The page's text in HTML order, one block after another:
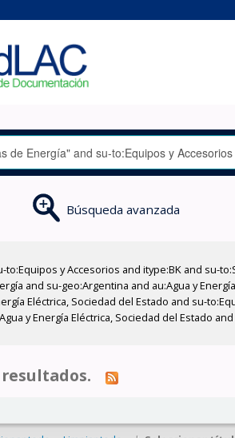
Búsqueda avanzada
y Accesorios and itype:BK and su-
and su-geo:Argentina and au:Agua y
Eléctrica, Sociedad del Estado and su-
y Energía Eléctrica, Sociedad del Estado